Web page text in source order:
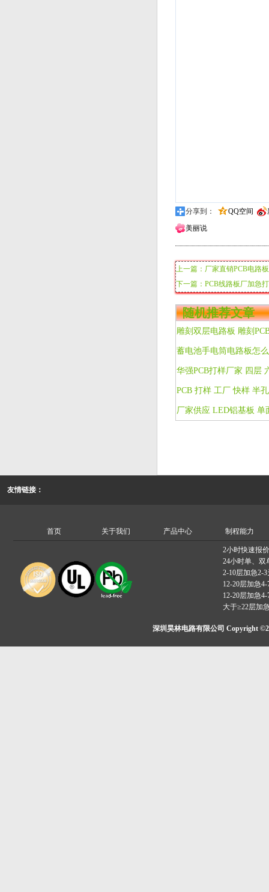
分享到： QQ空间
美丽说
上一篇：厂家直销PCB电路
下一篇：PCB线路板厂加急
随机推荐文章
蓄电池手电筒电路板怎
友情链接：
首页 关于我们 产品中心 制程能力
2小时快速报价
24小时单、双
2-10层加急2-3
12-20层加急4-
12-20层加急4-
大于≥22层加
深圳昊林电路有限公司 Copyright